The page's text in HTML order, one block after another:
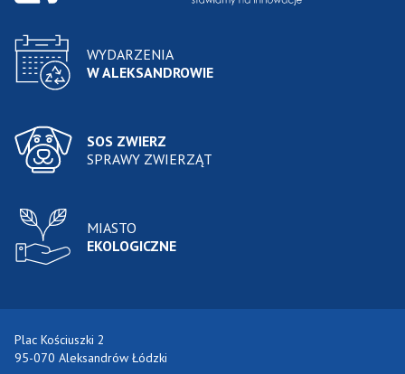
WYDARZENIA
W ALEKSANDROWIE
SOS ZWIERZ
SPRAWY ZWIERZĄT
MIASTO
EKOLOGICZNE
Plac Kościuszki 2
95-070 Aleksandrów Łódzki